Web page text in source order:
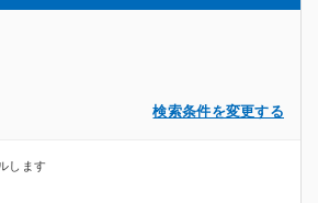
検索条件を変更する